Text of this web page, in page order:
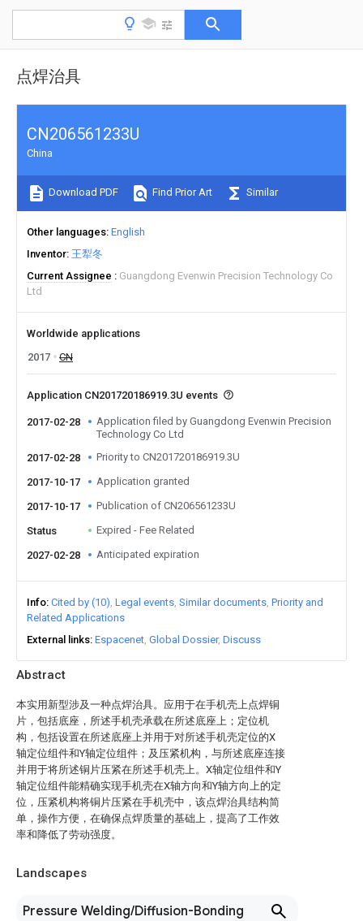
点焊治具
Abstract
本实用新型涉及一种点焊治具。应用于在手机壳上点焊铜
片，包括底座，所述手机壳承载在所述底座上；定位机
构，包括设置在所述底座上并用于对所述手机壳定位的X
轴定位组件和Y轴定位组件；及压紧机构，与所述底座连接
并用于将所述铜片压紧在所述手机壳上。X轴定位组件和Y
轴定位组件能精确实现手机壳在X轴方向和Y轴方向上的定
位，压紧机构将铜片压紧在手机壳中，该点焊治具结构简
单，操作方便，在确保点焊质量的基础上，提高了工作效
率和降低了劳动强度。
Landscapes
Pressure Welding/Diffusion-Bonding
CN206561233U
China
Download PDF Find Prior Art Similar
Other languages English
Inventor 王犁冬
Current Assignee
Guangdong Evenwin Precision Technology Co
Ltd
Worldwide applications
2017
CN
Application CN201720186919.3U events
2017-02-28
Application filed by Guangdong Evenwin Precision
Technology Co Ltd
2017-02-28
Priority to CN201720186919.3U
2017-10-17 Application granted
2017-10-17 Publication of CN206561233U
Status Expired - Fee Related
2027-02-28 Anticipated expiration
Info Cited by (10) Legal events Similar documents Priority and
Related Applications
External links Espacenet Global Dossier Discuss